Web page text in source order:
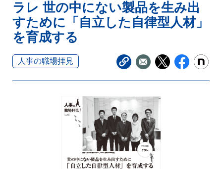
ラレ 世の中にない製品を生み出
すために「自立した自律型人材」
を育成する
人事の職場拝見